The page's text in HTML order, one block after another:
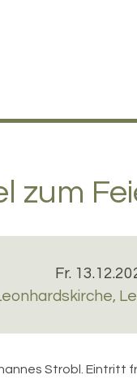
zum
Fr.
,
Strobl. Eintritt